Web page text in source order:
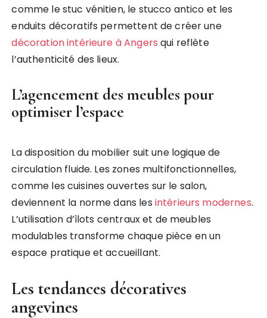
comme le stuc vénitien, le stucco antico et les
enduits décoratifs permettent de créer une
décoration intérieure à Angers qui reflète
l’authenticité des lieux.
L’agencement des meubles pour
optimiser l’espace
La disposition du mobilier suit une logique de
circulation fluide. Les zones multifonctionnelles,
comme les cuisines ouvertes sur le salon,
deviennent la norme dans les intérieurs modernes.
L’utilisation d’îlots centraux et de meubles
modulables transforme chaque pièce en un
espace pratique et accueillant.
Les tendances décoratives
angevines